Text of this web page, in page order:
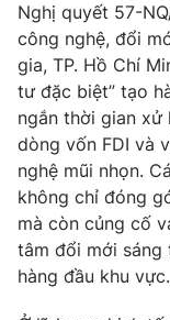
Emagazine
Photo
Video
VTV Money
VTV Sức khoẻ
Nghị quyết 57-
công nghệ, đổi
gia, TP. Hồ Chí
tư đặc biệt” tạo
ngắn thời gian xử
dòng vốn FDI và
nghệ mũi nhọn.
không chỉ đóng
mà còn củng cố
tâm đổi mới sáng
hàng đầu khu vực.